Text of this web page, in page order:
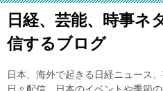
日経、芸能、時事ネ
信するブログ
日本、海外で起きる日経ニュース